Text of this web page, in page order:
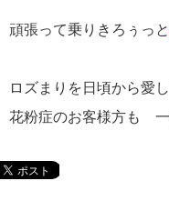
頑張って乗りきろぅっと
ロズまりを日頃から愛
花粉症のお客様方も